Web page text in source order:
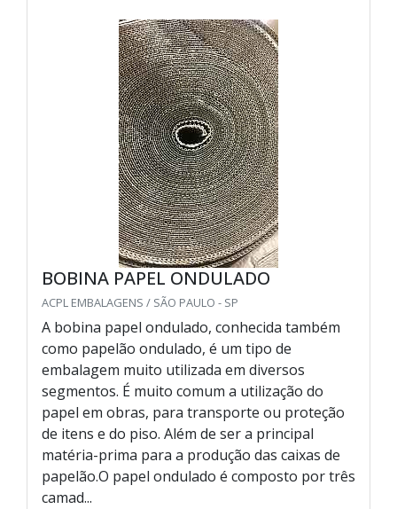
BOBINA PAPEL ONDULADO
ACPL EMBALAGENS / SÃO PAULO - SP
A bobina papel ondulado, conhecida também
como papelão ondulado, é um tipo de
embalagem muito utilizada em diversos
segmentos. É muito comum a utilização do
papel em obras, para transporte ou proteção
de itens e do piso. Além de ser a principal
matéria-prima para a produção das caixas de
papelão.O papel ondulado é composto por três
camad...